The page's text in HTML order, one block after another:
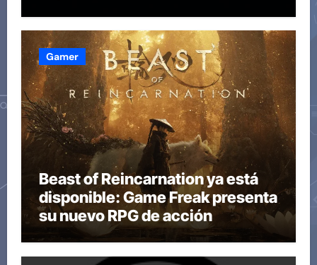
Gamer
Beast of Reincarnation ya está
disponible: Game Freak presenta
su nuevo RPG de acción